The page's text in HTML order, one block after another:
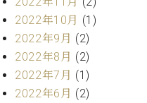
ョ
ン
C.BECHSTEIN
Digital(ベ
ヒ
情報
【ユ
ーロ
ピア
ノ特
選中
2022年10月 (1)
2022年9月 (2)
2022年8月 (2)
2022年7月 (1)
2022年6月 (2)